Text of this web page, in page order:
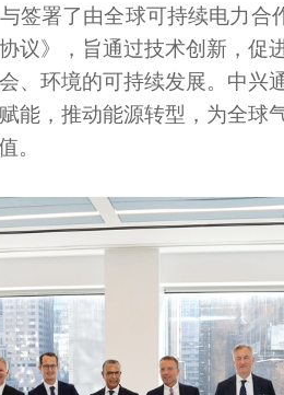
签署了由全球可持续电力合
议》，旨通过技术创新，促
、环境的可持续发展。中兴
能，推动能源转型，为全球
。